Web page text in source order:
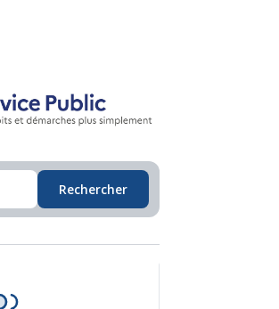
Rechercher